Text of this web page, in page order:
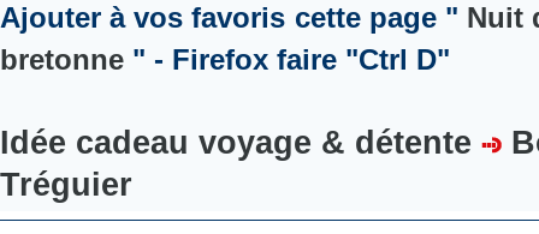
Ajouter à vos favoris cette page " Nuit
bretonne " - Firefox faire "Ctrl D"
Idée cadeau voyage & détente
Tréguier